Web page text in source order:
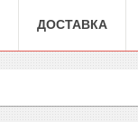
ДОСТАВКА